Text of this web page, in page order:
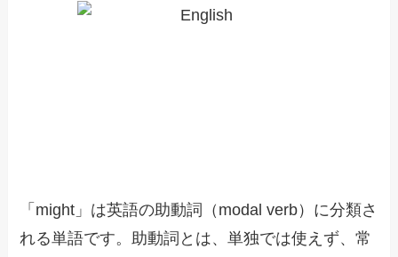
「might」は英語の助動詞（modal verb）に分類さ
れる単語です。助動詞とは、単独では使えず、常